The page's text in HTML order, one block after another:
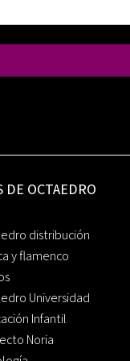
DE OCTAEDRO
distribución
y flamenco
Universidad
Infantil
Noria